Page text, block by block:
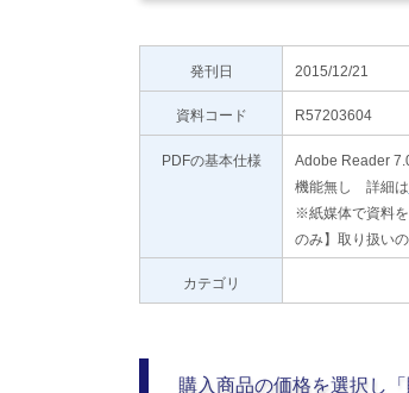
発刊日 2015/12/21
資料コード R57203604
PDFの基本仕様
Adobe Reader
機能無し 詳細は
※紙媒体で資料
のみ】取り扱い
カテゴリ
購入商品の価格を選択し